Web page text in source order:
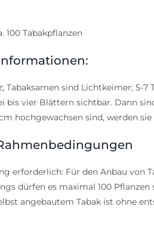
100 Tabakpflanzen
Tabaksamen sind Lichtkeimer; 5-
bis vier Blättern sichtbar. Dann
hochgewachsen sind, werden
erforderlich: Für den Anbau von
dürfen es maximal 100
angebautem Tabak ist ohne